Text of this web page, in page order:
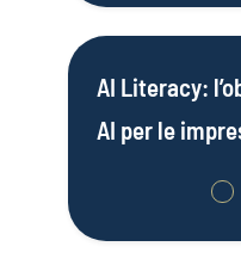
AI Literacy:
AI per le